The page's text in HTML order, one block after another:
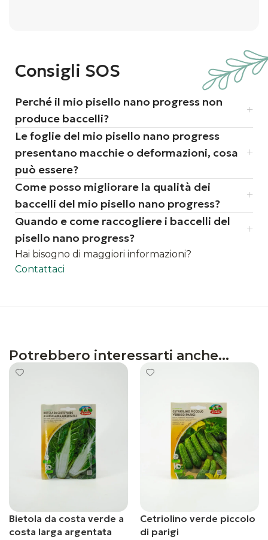
Consigli SOS
Perché il mio pisello nano progress non
produce baccelli?
Le foglie del mio pisello nano progress
presentano macchie o deformazioni, cosa
può essere?
Come posso migliorare la qualità dei
baccelli del mio pisello nano progress?
Quando e come raccogliere i baccelli del
pisello nano progress?
Hai bisogno di maggiori informazioni?
Contattaci
Potrebbero interessarti anche...
Bietola da costa verde a
costa larga argentata
Cetriolino verde piccolo
di parigi